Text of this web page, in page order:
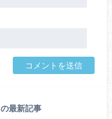
の最新記事